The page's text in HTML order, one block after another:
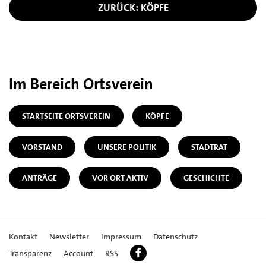
ZURÜCK: KÖPFE
Im Bereich Ortsverein
STARTSEITE ORTSVEREIN KÖPFE
VORSTAND UNSERE POLITIK STADTRAT
ANTRÄGE VOR ORT AKTIV GESCHICHTE
Kontakt Newsletter Impressum
Datenschutz
Transparenz
Account RSS